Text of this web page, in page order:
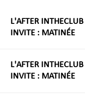
L'AFTER INTHECLUB
INVITE : MATINÉE
L'AFTER INTHECLUB
INVITE : MATINÉE